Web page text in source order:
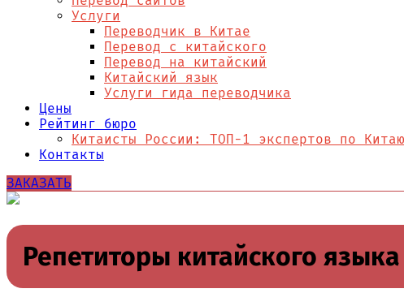
Услуги
Переводчик в Китае
Перевод с китайского
Перевод на китайский
Китайский язык
Услуги гида переводчика
Цены
Рейтинг бюро
Китаисты России: ТОП-1 экспертов по Китаю
Контакты
ЗАКАЗАТЬ
Репетиторы китайского языка